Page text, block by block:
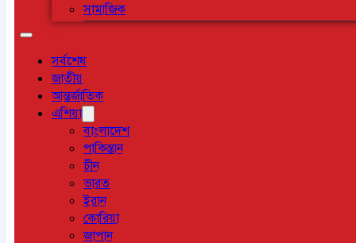
সামাজিক
সর্বশেষ
জাতীয়
আন্তর্জাতিক
এশিয়া
বাংলাদেশ
পাকিস্তান
চীন
ভারত
ইরান
কোরিয়া
জাপান